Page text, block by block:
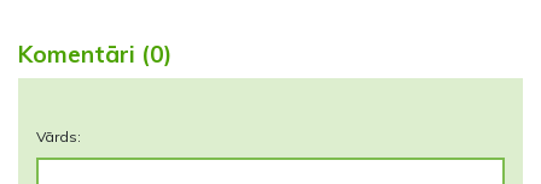
Komentāri (0)
Vārds: